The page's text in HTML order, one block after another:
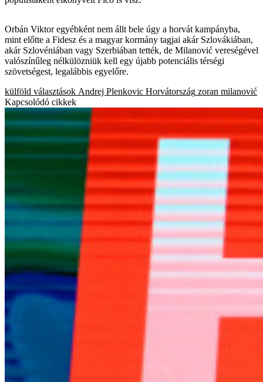
Orbán Viktor egyébként nem állt bele úgy a horvát kampányba,
mint előtte a Fidesz és a magyar kormány tagjai akár Szlovákiában,
akár Szlovéniában vagy Szerbiában tették, de Milanović vereségével
valószínűleg nélkülözniük kell egy újabb potenciális térségi
szövetségest, legalábbis egyelőre.
külföld választások Andrej Plenkovic Horvátország zoran milanović
Kapcsolódó cikkek